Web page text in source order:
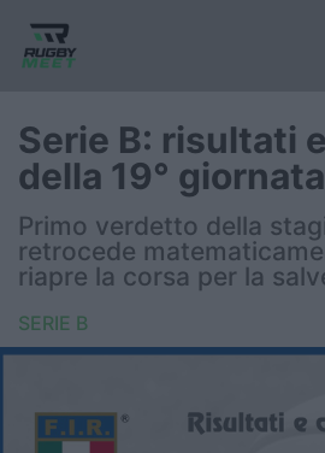
Nazionali giovanili
Rugby Sevens
FIR
Internazionale
Serie B: risultati
della 19° giornata
Primo verdetto della
retrocede
riapre la corsa per la
SERIE B